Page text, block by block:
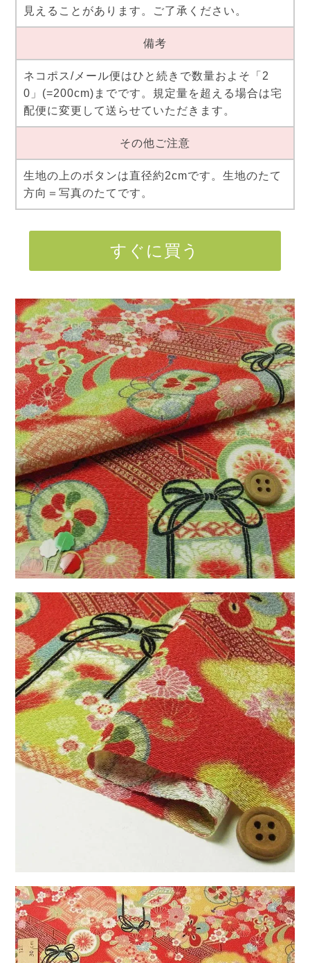
見えることがあります。ご了承ください。
備考
ネコポス/メール便はひと続きで数量およそ「2
0」(=200cm)までです。規定量を超える場合は宅
配便に変更して送らせていただきます。
その他ご注意
生地の上のボタンは直径約2cmです。生地のたて
方向＝写真のたてです。
すぐに買う